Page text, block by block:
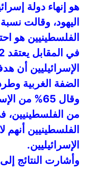
هو إنهاء دولة
الفلسطينيين هو
الإسرائيليين
الضفة الغربية
وقال 65%
الفلسطينيين أنهم
الإسرائيليين.